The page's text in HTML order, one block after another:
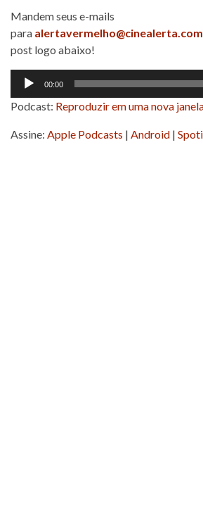
Mandem seus e-mails
para
post logo abaixo!
Tocador
áudio
00:00
Podcast: Reproduzir em uma nova
Assine: Apple Podcasts | Android |